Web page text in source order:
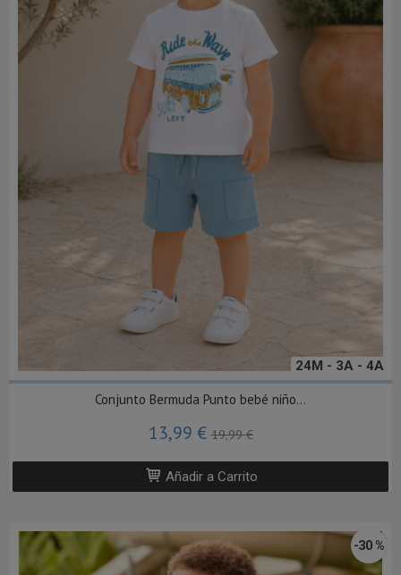
24M - 3A - 4A
Conjunto Bermuda Punto bebé niño...
13,99 €19,99 €
Añadir a Carrito
-30 %